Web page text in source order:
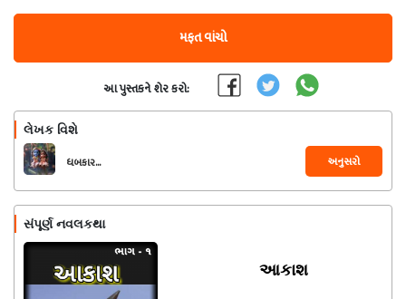
મફત વાંચો
આ પુસ્તકને શેર કરો:
લેખક વિશે
ધબકાર... અનુસરો
સંપૂર્ણ નવલકથા
આકાશ